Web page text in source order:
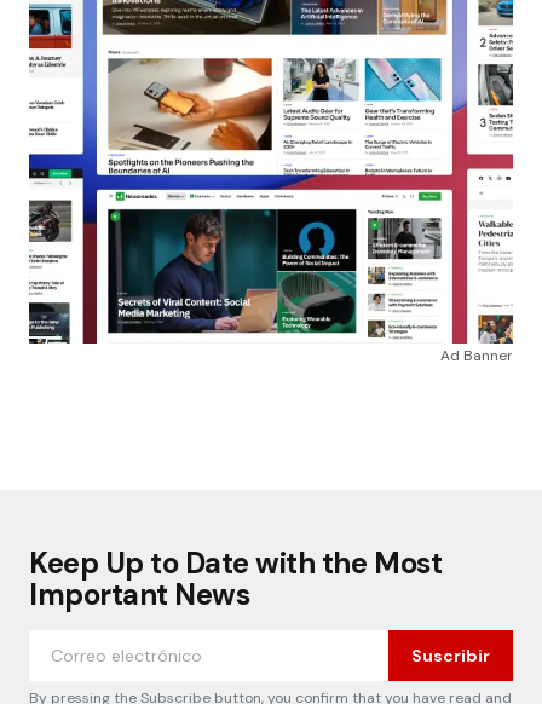
Ad Banner
Keep Up to Date with the Most
Important News
Suscribir
By pressing the Subscribe button, you confirm that you have read and